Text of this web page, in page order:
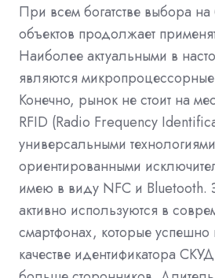
При всем богатстве выбора
объектов продолжает
Наиболее актуальными в
являются микропроцессорные
Конечно, рынок не стоит на
RFID (Radio Frequency
универсальными
ориентированными
имею в виду NFC и Bluetooth.
активно используются в
смартфонах, которые
качестве идентификатора